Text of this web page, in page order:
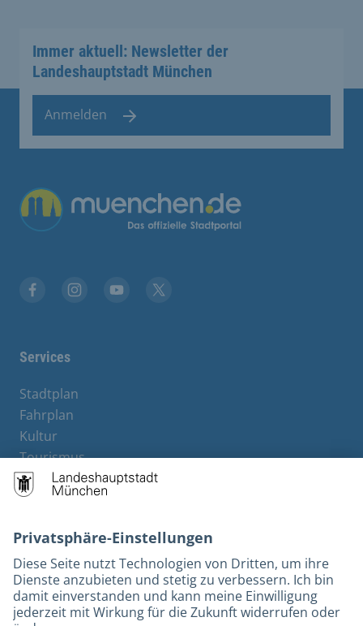
Immer aktuell: Newsletter der
Landeshauptstadt München
Anmelden
Services
Stadtplan
Fahrplan
Kultur
Tourismus
M-Strom
Bürgerservice
Kontakt
Barrierefreiheit